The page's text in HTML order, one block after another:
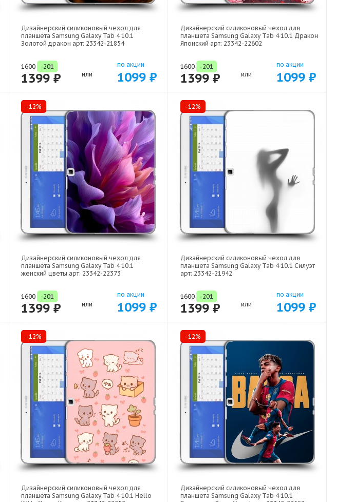
Дизайнерский силиконовый чехол для
планшета Samsung Galaxy Tab 4 10.1
Золотой дракон арт: 23342-21854
1600 -201
1399 ₽ или
по акции
1099 ₽
Дизайнерский силиконовый чехол для
планшета Samsung Galaxy Tab 4 10.1 Дракон
Японский арт: 23342-22602
1600 -201
1399 ₽ или
по акции
1099 ₽
-12%
Дизайнерский силиконовый чехол для
планшета Samsung Galaxy Tab 4 10.1
женский цветы арт: 23342-22373
1600 -201
1399 ₽ или
по акции
1099 ₽
-12%
Дизайнерский силиконовый чехол для
планшета Samsung Galaxy Tab 4 10.1 Силуэт
арт: 23342-21942
1600 -201
1399 ₽ или
по акции
1099 ₽
-12%
Дизайнерский силиконовый чехол для
планшета Samsung Galaxy Tab 4 10.1 Hello
-12%
Дизайнерский силиконовый чехол для
планшета Samsung Galaxy Tab 4 10.1